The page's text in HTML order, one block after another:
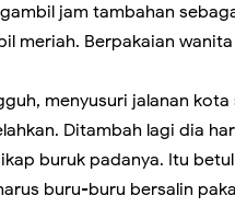
jam tambahan
meriah. Berpakaian
menyusuri jalanan
Ditambah lagi dia
buruk padanya. Itu
buru-buru bersalin